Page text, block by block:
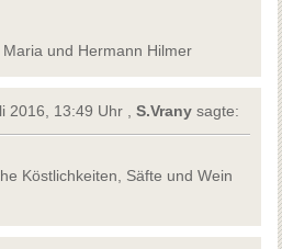
und Hermann Hilmer
2016, 13:49 Uhr ,S.Vrany sagte:
Köstlichkeiten, Säfte und Wein